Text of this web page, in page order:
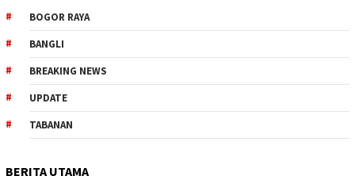
BOGOR RAYA
BANGLI
BREAKING NEWS
UPDATE
TABANAN
BERITA UTAMA